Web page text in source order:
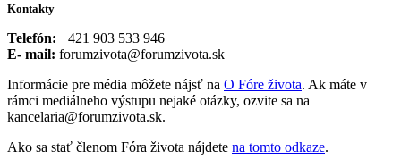
Kontakty
Telefón: +421 903 533 946
E- mail: forumzivota@forumzivota.sk
Informácie pre média môžete nájsť na O Fóre života. Ak máte v
rámci mediálneho výstupu nejaké otázky, ozvite sa na
kancelaria@forumzivota.sk.
Ako sa stať členom Fóra života nájdete na tomto odkaze.